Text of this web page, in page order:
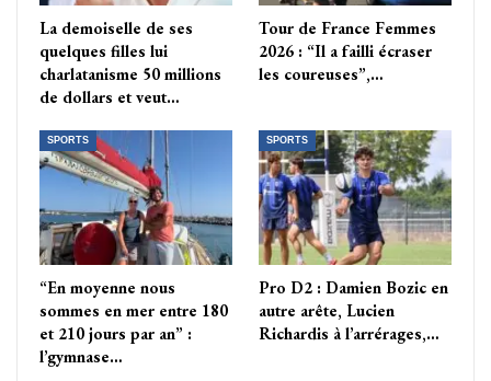
La demoiselle de ses
quelques filles lui
charlatanisme 50 millions
de dollars et veut…
Tour de France Femmes
2026 : “Il a failli écraser
les coureuses”,…
SPORTS
“En moyenne nous
sommes en mer entre 180
et 210 jours par an” :
l’gymnase…
SPORTS
Pro D2 : Damien Bozic en
autre arête, Lucien
Richardis à l’arrérages,…